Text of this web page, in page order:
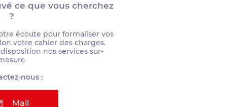
ce que vous cherchez
?
écoute pour formaliser vos
votre cahier des charges.
nos services sur-
nous :
Mail